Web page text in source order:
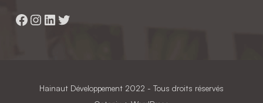
Facebook
Instagram
LinkedIn
Twitter
Hainaut Développement 2022 - Tous droits réservés